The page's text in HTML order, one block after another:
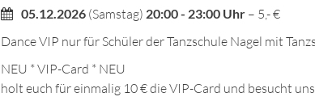
05.12.2026 (Samstag) 20:00 - 23:00 Uhr – 5,- €
Dance VIP nur für Schüler der Tanzschule Nagel mit
NEU * VIP-Card * NEU
holt euch für einmalig 10 € die VIP-Card und besucht